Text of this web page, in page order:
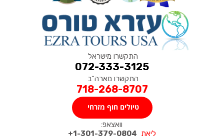
התקשרו מישראל
072-333-3125
טיולים חוף מזרחי
וואצאפ:
ליאת 1-301-379-0804+
התקשרו מארה"ב
718-268-8707